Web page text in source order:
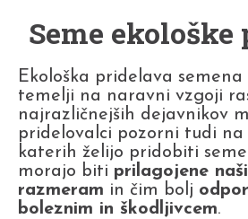
Seme
Ekološka pridelava
temelji na naravni vzgoji
najrazličnejših dejavnikov
pridelovalci pozorni tudi na
katerih želijo pridobiti
morajo biti prilagojene
razmeram in čim bolj
boleznim in škodljivcem.